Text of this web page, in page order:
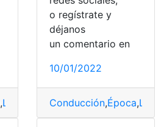
,Llantas Lluvia,Seguridad
o regístrate y
déjanos
un comentario en
10/01/2022
Conducción,Época,